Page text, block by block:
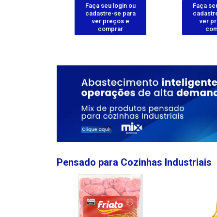
Faça seu login ou
cadastre-se para
ver preços e
comprar
Faça
ver
Pensado para Cozinhas Industriais